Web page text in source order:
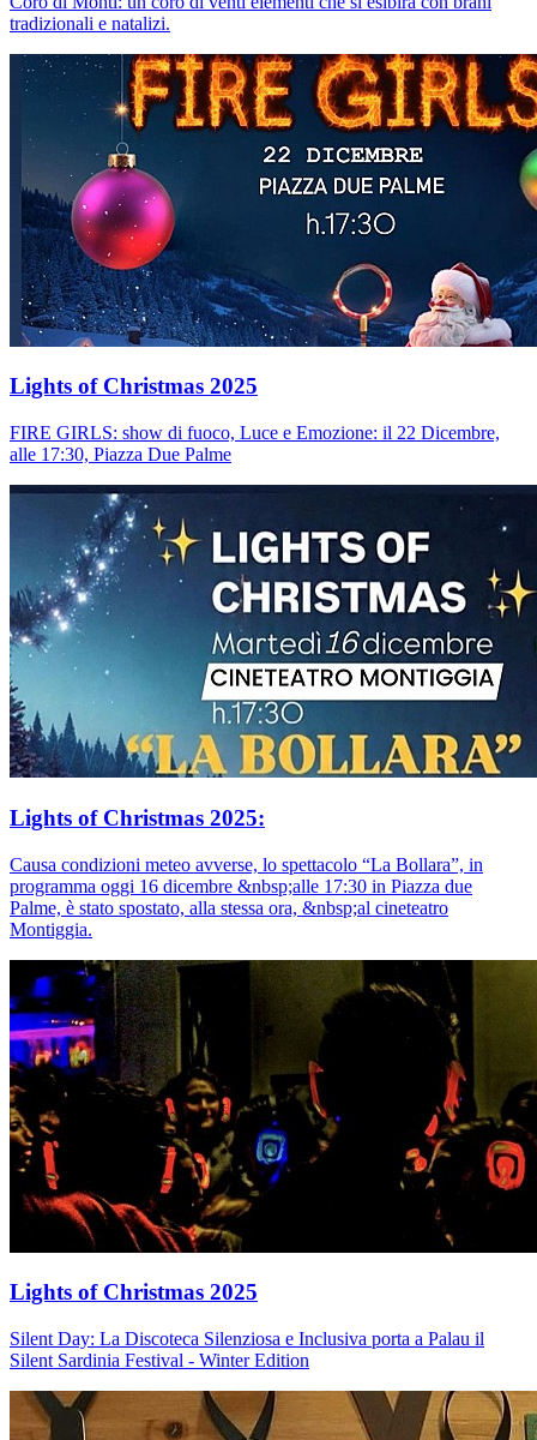
tradizionali e natalizi.
Lights of Christmas 2025
FIRE GIRLS: show di fuoco, Luce e Emozione: il 22 Dicembre,
alle 17:30, Piazza Due Palme
Lights of Christmas 2025:
Causa condizioni meteo avverse, lo spettacolo “La Bollara”, in
programma oggi 16 dicembre &nbsp;alle 17:30 in Piazza due
Palme, è stato spostato, alla stessa ora, &nbsp;al cineteatro
Montiggia.
Lights of Christmas 2025
Silent Day: La Discoteca Silenziosa e Inclusiva porta a Palau il
Silent Sardinia Festival - Winter Edition